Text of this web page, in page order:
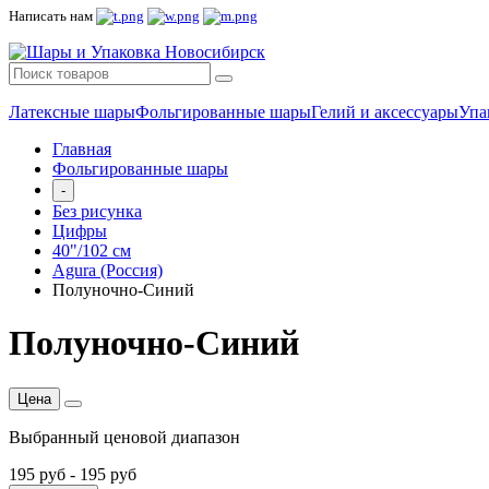
Написать нам
Латексные шарыФольгированные шарыГелий и аксессуары
Главная
Фольгированные шары
-
Без рисунка
Цифры
40"/102 см
Agura (Россия)
Полуночно-Синий
Полуночно-Синий
Цена
Выбранный ценовой диапазон
195 руб - 195 руб